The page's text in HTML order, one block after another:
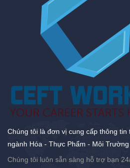
Chúng tôi là đơn vị cung cấp thông tin
ngành Hóa - Thực Phẩm - Môi
Chúng tôi luôn sẵn sàng hỗ trợ bạn